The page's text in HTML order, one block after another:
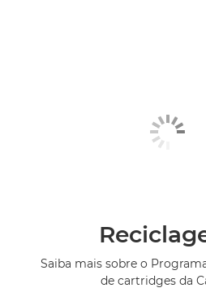
Saiba mais sobre o
de cartridges da